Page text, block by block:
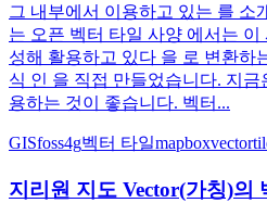
그 내부에서 이용하고 있는 를 소
는 오픈 벡터 타일 사양 에서는
성해 활용하고 있다 을 로 변환하
식 인 을 직접 만들었습니다. 지
용하는 것이 좋습니다. 벡터...
GISfoss4g벡터 타일mapbox
지리원 지도 Vector(가칭)의